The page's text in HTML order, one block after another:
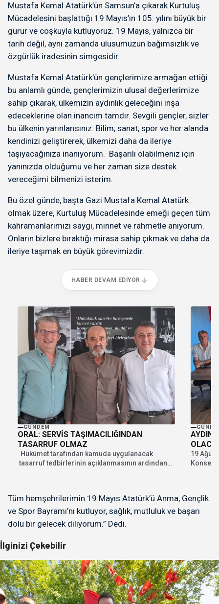
Mustafa Kemal Atatürk’ün Samsun’a çıkarak Kurtuluş
Mücadelesini başlattığı 19 Mayıs’ın 105. yılını büyük bir
gurur ve coşkuyla kutluyoruz. 19 Mayıs, yalnızca bir
tarih değil, aynı zamanda ulusumuzun bağımsızlık ve
özgürlük iradesinin simgesidir.
Mustafa Kemal Atatürk’ün gençlerimize armağan ettiği
bu anlamlı günde, gençlerimizin ulusal değerlerimize
sahip çıkarak, ülkemizin aydınlık geleceğini inşa
edeceklerine olan inancım tamdır. Sevgili gençler, sizler
bu ülkenin yarınlarısınız. Bilim, sanat, spor ve her alanda
kendinizi geliştirerek, ülkemizi daha da ileriye
taşıyacağınıza inanıyorum. Başarılı olabilmeniz için
yanınızda olduğumu ve her zaman size destek
vereceğimi bilmenizi isterim.
Bu özel günde, başta Gazi Mustafa Kemal Atatürk
olmak üzere, Kurtuluş Mücadelesinde emeği geçen tüm
kahramanlarımızı saygı, minnet ve rahmetle anıyorum.
Onların bizlere bıraktığı mirasa sahip çıkmak ve daha da
ileriye taşımak en büyük görevimizdir.
HABER DEVAM EDIYOR
GÜNDEM
ORAL: SERVİS TAŞIMACILIĞINDAN
TASARRUF OLMAZ
Hükümet tarafından kamuda uygulanacak
tasarruf tedbirlerinin açıklanmasının ardından
AYDIN:
19
Konseyi
Tüm hemşehrilerimin 19 Mayıs Atatürk’ü Anma, Gençlik
ve Spor Bayramı’nı kutluyor, sağlık, mutluluk ve başarı
dolu bir gelecek diliyorum.” Dedi.
İlginizi Çekebilir